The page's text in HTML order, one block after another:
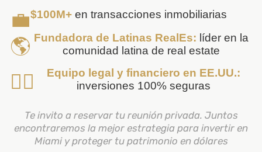
💼$100M+ en transacciones inmobiliarias
🌎 Fundadora de Latinas RealEs: líder en la
comunidad latina de real estate
👨‍⚖️
Equipo legal y financiero en EE.UU.:
inversiones 100% seguras
Te invito a reservar tu reunión privada. Juntos
encontraremos la mejor estrategia para invertir en
Miami y proteger tu patrimonio en dólares